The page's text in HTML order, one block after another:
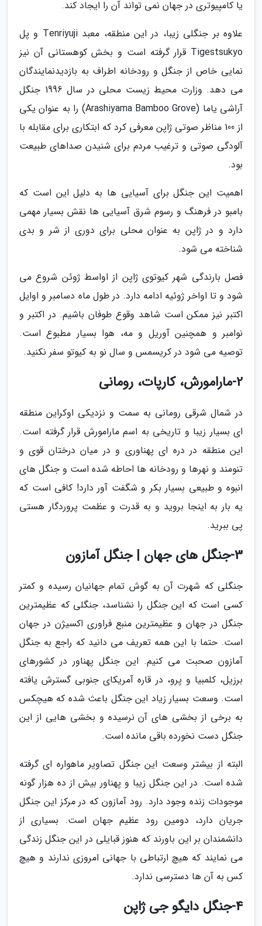
یا کامپیوتری در جهان نمی تواند آن را ایجاد کند.
علاوه بر جنگلی زیبا، در این منطقه، معبد Tenriyuji و پل
Tigestsukyo قرار گرفته است و بخش کوهستانی آن نیز
نمایی خاص از جنگل و رودخانه اطراف به بازدیدنمایندگان
می دهد. وزارت محیط زیست محلی در سال 1996 جنگل
آراشی یاما (Arashiyama Bamboo Grove) را به عنوان یکی
از 100 مناظر صوتی ژاپن معرفی کرد که ابتکاری برای مقابله با
آلودگی صوتی و ترغیب مردم برای شنیدن صداهای طبیعت
بود.
اهمیت این جنگل برای آسیایی ها به دلیل این است که
بامبو در فرهنگ و رسوم شرق آسیایی ها نقش بسیار مهمی
دارد و در ژاپن به عنوان محلی برای دوری از شر و بدی
شناخته می شود.
فصل بارندگی شهر کیوتوی ژاپن از اواسط ژوئن شروع می
شود و تا اواخر ژوئیه ادامه دارد. در طول ماه دسامبر و اوایل
اکتبر نیز ممکن است شاهد وقوع طوفان باشیم. در اکتبر و
نوامبر و همچنین آوریل و مه، هوا بسیار مطبوع است.
توصیه می شود در کریسمس و سال نو به کیوتو سفر نکنید.
2-مارامورش، کارپات، رومانی
در شمال شرقی رومانی به سمت و نزدیکی اوکراین منطقه
ای بسیار زیبا و تاریخی به اسم مارامورش قرار گرفته است.
این منطقه در دره ای پهناوری و در میان درختان قوی و
تنومند و نهرها و رودخانه ها احاطه شده است و جنگل های
انبوه و طبیعی بسیار بکر و شگفت آور دارد! کافی است که
یه بار به اینجا بروید و به قدرت و عظمت پروردگار هستی
پی ببرید.
3-جنگل های جهان | جنگل آمازون
جنگلی که شهرت آن به گوش تمام جهانیان رسیده و کمتر
کسی است که این جنگل را نشناسد، جنگلی که عظیمترین
جنگل در جهان و عظیمترین منبع فراوری اکسیژن در جهان
است. حتما با این همه تعریف می دانید که راجع به جنگل
آمازون صحبت می کنیم. این جنگل پهناور در کشورهای
برزیل، کلمبیا و پرو، در قاره آمریکای جنوبی گسترش یافته
است. وسعت بسیار زیاد این جنگل باعث شده که هیچکس
به برخی از بخشی های آن نرسیده و بخشی هایی از این
جنگل دست نخورده باقی مانده است.
البته از بیشتر وسعت این جنگل تصاویر ماهواره ای گرفته
شده است. در این جنگل زیبا و پهناور بیش از ده هزار گونه
موجودات زنده وجود دارد. رود آمازون که در مرکز این جنگل
جریان دارد، دومین رود عظیم جهان است. بسیاری از
دانشمندان بر این باورند که هنوز قبایلی در این جنگل زندگی
می نمایند که هیچ ارتباطی با جهانی امروزی ندارند و هیچ
کس به آن ها دسترسی ندارد.
4-جنگل دایگو جی ژاپن